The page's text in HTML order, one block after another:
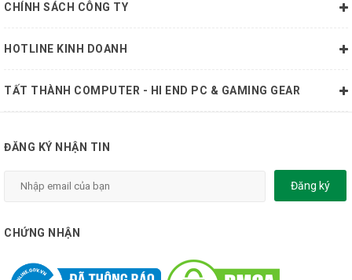
CHÍNH SÁCH CÔNG TY
HOTLINE KINH DOANH
TẤT THÀNH COMPUTER - HI END PC & GAMING GEAR
ĐĂNG KÝ NHẬN TIN
Đăng ký
CHỨNG NHẬN